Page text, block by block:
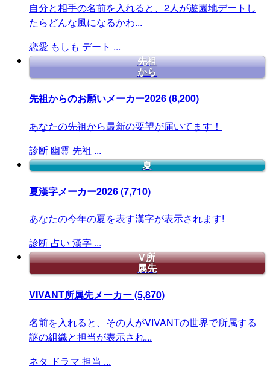
自分と相手の名前を入れると、2人が遊園地デートし
たらどんな風になるかわ...
恋愛 もしも デート ...
先祖
から
先祖からのお願いメーカー2026(8,200)
あなたの先祖から最新の要望が届いてます！
診断 幽霊 先祖 ...
夏
夏漢字メーカー2026(7,710)
あなたの今年の夏を表す漢字が表示されます!
診断 占い 漢字 ...
V所
属先
VIVANT所属先メーカー(5,870)
名前を入れると、その人がVIVANTの世界で所属する
謎の組織と担当が表示され...
ネタ ドラマ 担当 ...